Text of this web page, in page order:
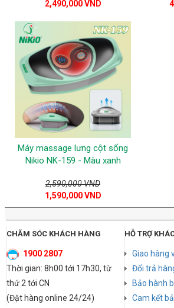
2,490,000 VND
Máy massage lưng cột sống
Nikio NK-159 - Màu xanh
2,590,000 VND
1,590,000 VND
CHĂM SÓC KHÁCH HÀNG
1900 2807
Thời gian: 8h00 tới 17h30, từ
thứ 2 tới CN
(Đặt hàng online 24/24)
HỖ TRỢ
Giao hàng
Đổi trả
Bảo hành
Cam kết